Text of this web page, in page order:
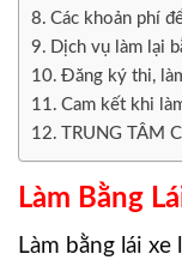
Các khoản phí
Dịch vụ làm lại
Đăng ký thi,
Cam kết khi
TRUNG TÂM
Làm Bằng
Làm bằng lái